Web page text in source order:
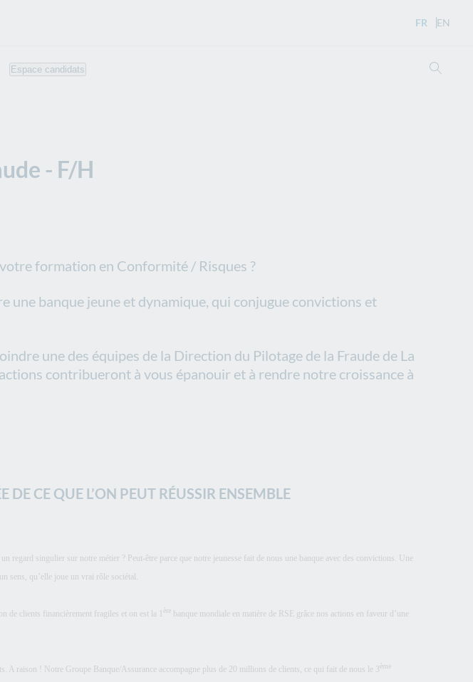
Espace candidats
FR - Version
EN
- F/H
formation en Conformité / Risques ?
une banque jeune et dynamique, qui conjugue convictions et
une des équipes de la Direction du Pilotage de la Fraude de La
contribueront à vous épanouir et à rendre notre croissance à
DE CE QUE L’ON PEUT RÉUSSIR ENSEMBLE
regard singulier sur notre métier ? Peut-être parce que notre jeunesse fait de nous une banque avec des convictions. Une
sens, qu’elle joue un vrai rôle sociétal.
de clients financièrement fragiles et on est la 1 ère
banque mondiale en matière de RSE grâce nos actions en faveur d’une
A raison ! Notre Groupe Banque/Assurance accompagne plus de 20 millions de clients, ce qui fait de nous le 3 ème